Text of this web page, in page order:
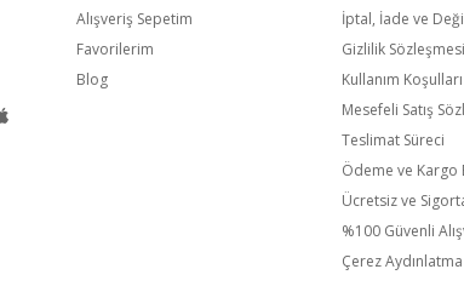
Alışveriş Sepetim
Favorilerim
Blog
İptal, İade ve
Gizlilik Sözleşmesi
Kullanım Koşulları
Mesefeli Satış
Teslimat Süreci
Ödeme ve Kargo
Ücretsiz ve
%100 Güvenli
Çerez